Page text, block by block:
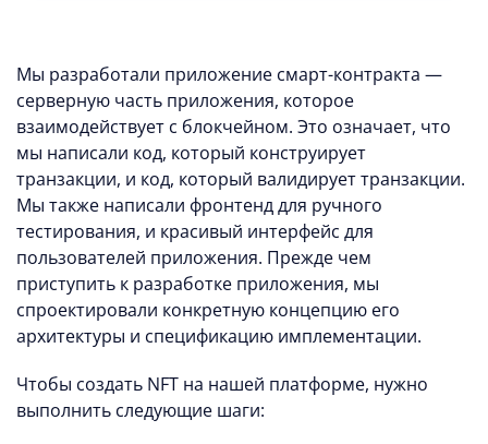
Мы разработали приложение смарт-контракта —
серверную часть приложения, которое
взаимодействует с блокчейном. Это означает, что
мы написали код, который конструирует
транзакции, и код, который валидирует транзакции.
Мы также написали фронтенд для ручного
тестирования, и красивый интерфейс для
пользователей приложения. Прежде чем
приступить к разработке приложения, мы
спроектировали конкретную концепцию его
архитектуры и спецификацию имплементации.
Чтобы создать NFT на нашей платформе, нужно
выполнить следующие шаги: